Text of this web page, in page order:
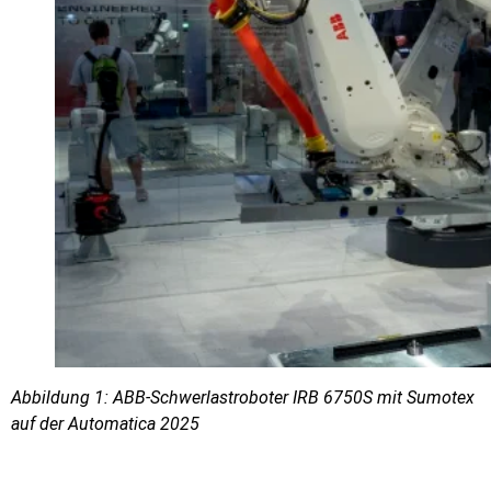
Abbildung 1: ABB-Schwerlastroboter IRB 6750S mit Sumotex
auf der Automatica 2025